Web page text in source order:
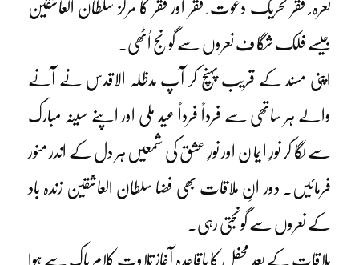
نعرہ ٔ فقر تحریک دعوت ِ فقر اور فقر کا مرکز سلطان العاشقین
جیسے فلک شگا ف نعروں سے گونج اُٹھی۔
اپنی مسند کے قریب پہنچ کر آپ مدظلہ الاقدس نے آنے
والے ہر ساتھی سے فرداً فرداً عید ملی اور اپنے سینہ مبارک
سے لگا کر نورِ ایما ن اور نورِ عشق کی شمعیں ہر دل کے اندر منور
فرمائیں۔ دور انِ ملاقات بھی فضا سلطان العاشقین زندہ باد
کے نعروں سے گونجتی رہی۔
ملاقات کے بعد محفل کا باقاعدہ آغاز تلاوتِ کلامِ پاک سے ہوا